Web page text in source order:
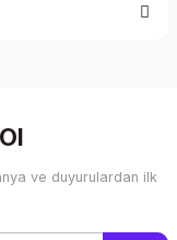
ve duyurulardan ilk